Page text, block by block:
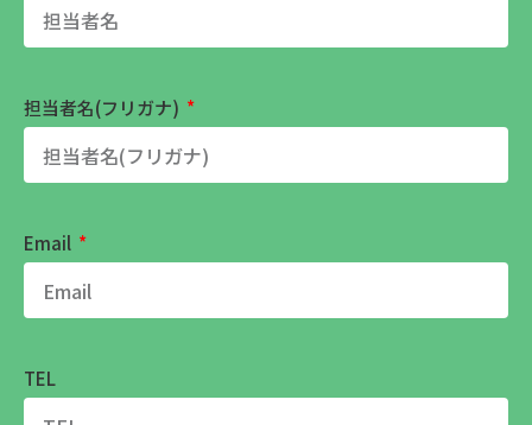
担当者名(フリガナ)
Email
TEL